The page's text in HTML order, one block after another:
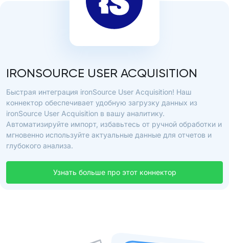
IRONSOURCE USER ACQUISITION
Быстрая интеграция ironSource User Acquisition! Наш
коннектор обеспечивает удобную загрузку данных из
ironSource User Acquisition в вашу аналитику.
Автоматизируйте импорт, избавьтесь от ручной обработки и
мгновенно используйте актуальные данные для отчетов и
глубокого анализа.
Узнать больше про этот коннектор